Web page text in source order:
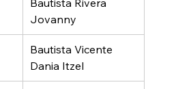
Bautista Rivera
Jovanny
Bautista Vicente
Dania Itzel